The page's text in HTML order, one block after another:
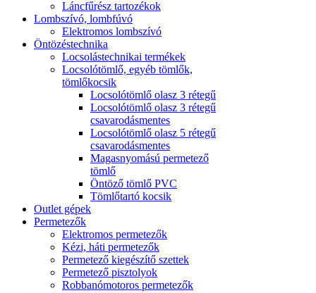
Láncfűrész tartozékok
Lombszívó, lombfúvó
Elektromos lombszívó
Öntözéstechnika
Locsolástechnikai termékek
Locsolótömlő, egyéb tömlők,
tömlőkocsik
Locsolótömlő olasz 3 rétegű
Locsolótömlő olasz 3 rétegű
csavarodásmentes
Locsolótömlő olasz 5 rétegű
csavarodásmentes
Magasnyomású permetező
tömlő
Öntöző tömlő PVC
Tömlőtartó kocsik
Outlet gépek
Permetezők
Elektromos permetezők
Kézi, háti permetezők
Permetező kiegészítő szettek
Permetező pisztolyok
Robbanómotoros permetezők